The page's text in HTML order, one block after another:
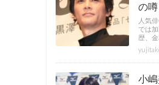
の
人気
では
歴、
小